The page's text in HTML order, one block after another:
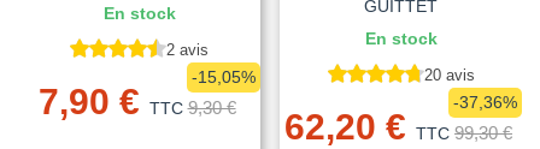
En stock
2 avis
7,90 € TTC 9,30 €
-15,05%
GUITTET
En stock
20 avis
62,20 € TTC 99,30 €
-37,36%